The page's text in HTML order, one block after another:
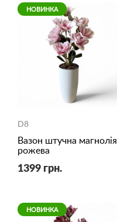
НОВИНКА
D8
Вазон штучна магнолія
рожева
1399 грн.
НОВИНКА